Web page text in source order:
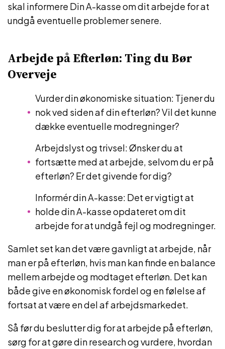
skal informere Din A-kasse om dit arbejde for at
undgå eventuelle problemer senere.
Arbejde på Efterløn: Ting du Bør
Overveje
Vurder din økonomiske situation: Tjener du
nok ved siden af din efterløn? Vil det kunne
dække eventuelle modregninger?
Arbejdslyst og trivsel: Ønsker du at
fortsætte med at arbejde, selvom du er på
efterløn? Er det givende for dig?
Informér din A-kasse: Det er vigtigt at
holde din A-kasse opdateret om dit
arbejde for at undgå fejl og modregninger.
Samlet set kan det være gavnligt at arbejde, når
man er på efterløn, hvis man kan finde en balance
mellem arbejde og modtaget efterløn. Det kan
både give en økonomisk fordel og en følelse af
fortsat at være en del af arbejdsmarkedet.
Så før du beslutter dig for at arbejde på efterløn,
sørg for at gøre din research og vurdere, hvordan